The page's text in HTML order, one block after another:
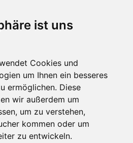
ist uns
Cookies und
um Ihnen ein besseres
ermöglichen. Diese
wir außerdem um
um zu verstehen,
kommen oder um
zu entwickeln.
IN NOT - Österreich
weltweit